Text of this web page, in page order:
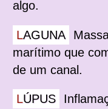
algo.
LAGUNA
marítimo que
de um canal.
LÚPUS